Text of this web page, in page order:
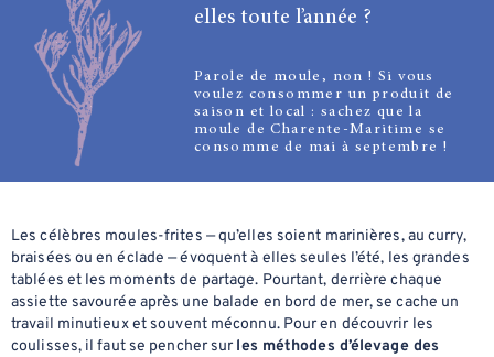
elles toute l’année ?
Parole de moule, non ! Si vous
voulez consommer un produit de
saison et local : sachez que la
moule de Charente-Maritime se
consomme de mai à septembre !
Les célèbres moules-frites — qu’elles soient marinières, au curry,
braisées ou en éclade — évoquent à elles seules l’été, les grandes
tablées et les moments de partage. Pourtant, derrière chaque
assiette savourée après une balade en bord de mer, se cache un
travail minutieux et souvent méconnu. Pour en découvrir les
coulisses, il faut se pencher surles méthodes d’élevage des